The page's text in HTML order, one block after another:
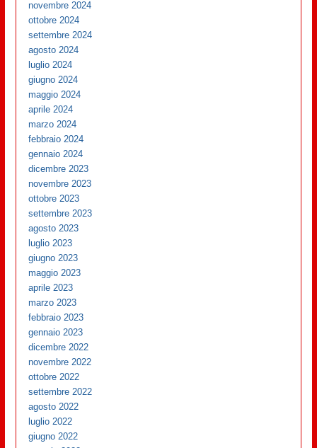
novembre 2024
ottobre 2024
settembre 2024
agosto 2024
luglio 2024
giugno 2024
maggio 2024
aprile 2024
marzo 2024
febbraio 2024
gennaio 2024
dicembre 2023
novembre 2023
ottobre 2023
settembre 2023
agosto 2023
luglio 2023
giugno 2023
maggio 2023
aprile 2023
marzo 2023
febbraio 2023
gennaio 2023
dicembre 2022
novembre 2022
ottobre 2022
settembre 2022
agosto 2022
luglio 2022
giugno 2022